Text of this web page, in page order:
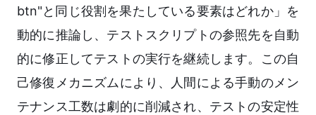
btn"と同じ役割を果たしている要素はどれか」を
動的に推論し、テストスクリプトの参照先を自動
的に修正してテストの実行を継続します。この自
己修復メカニズムにより、人間による手動のメン
テナンス工数は劇的に削減され、テストの安定性